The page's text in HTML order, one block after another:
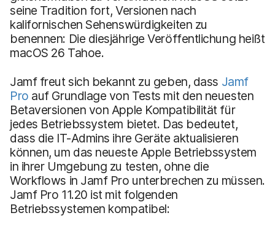
seine Tradition fort, Versionen nach
kalifornischen Sehenswürdigkeiten zu
benennen: Die diesjährige Veröffentlichung heißt
macOS 26 Tahoe.
Jamf freut sich bekannt zu geben, dass Jamf
Pro auf Grundlage von Tests mit den neuesten
Betaversionen von Apple Kompatibilität für
jedes Betriebssystem bietet. Das bedeutet,
dass die IT-Admins ihre Geräte aktualisieren
können, um das neueste Apple Betriebssystem
in ihrer Umgebung zu testen, ohne die
Workflows in Jamf Pro unterbrechen zu müssen.
Jamf Pro 11.20 ist mit folgenden
Betriebssystemen kompatibel: